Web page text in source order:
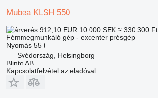
Mubea KLSH 550
912,10 EUR 10 000 SEK ≈ 330 300 Ft
Fémmegmunkáló gép - excenter présgép
Nyomás 55 t
Svédország, Helsingborg
Blinto AB
Kapcsolatfelvétel az eladóval